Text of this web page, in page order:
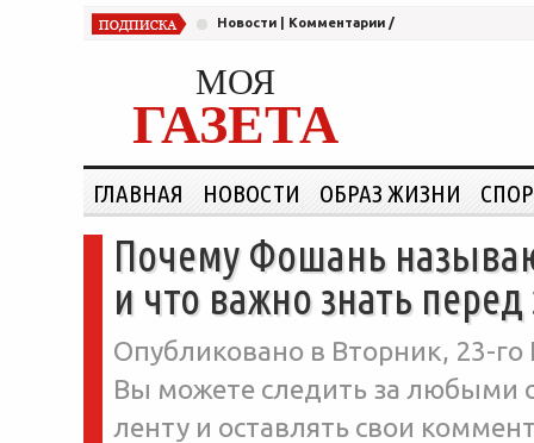
Новости Комментарии /
МОЯ
ГАЗЕТА
ГЛАВНАЯ НОВОСТИ ОБРАЗ ЖИЗНИ
Почему Фошань
и что важно знать перед
Опубликовано в Вторник, 23-
Вы можете следить за любыми
ленту и оставлять свои